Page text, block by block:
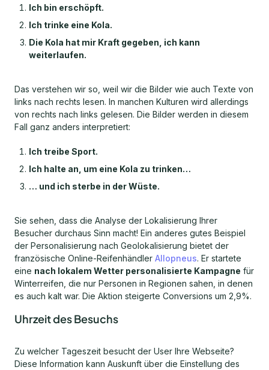
Ich bin erschöpft.
Ich trinke eine Kola.
Die Kola hat mir Kraft gegeben, ich kann
weiterlaufen.
Das verstehen wir so, weil wir die Bilder wie auch Texte von
links nach rechts lesen. In manchen Kulturen wird allerdings
von rechts nach links gelesen. Die Bilder werden in diesem
Fall ganz anders interpretiert:
Ich treibe Sport.
Ich halte an, um eine Kola zu trinken…
… und ich sterbe in der Wüste.
Sie sehen, dass die Analyse der Lokalisierung Ihrer
Besucher durchaus Sinn macht! Ein anderes gutes Beispiel
der Personalisierung nach Geolokalisierung bietet der
französische Online-Reifenhändler Allopneus. Er startete
eine nach lokalem Wetter personalisierte Kampagne für
Winterreifen, die nur Personen in Regionen sahen, in denen
es auch kalt war. Die Aktion steigerte Conversions um 2,9%.
Uhrzeit des Besuchs
Zu welcher Tageszeit besucht der User Ihre Webseite?
Diese Information kann Auskunft über die Einstellung des